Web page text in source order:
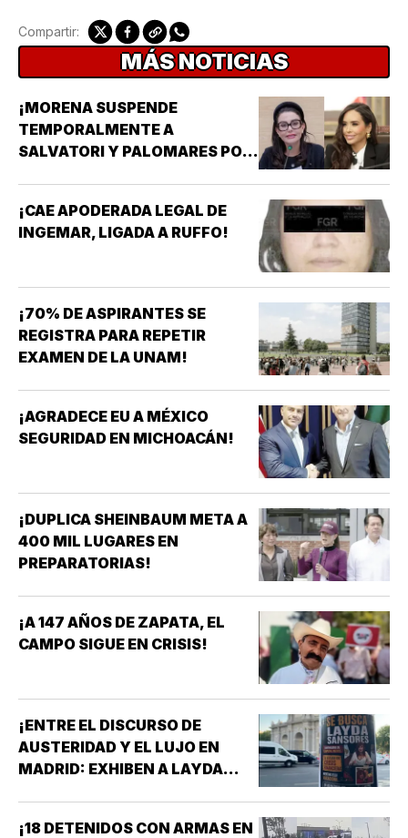
Compartir:
MÁS NOTICIAS
¡MORENA SUSPENDE
TEMPORALMENTE A
SALVATORI Y PALOMARES POR
¡CAE APODERADA LEGAL DE
INGEMAR, LIGADA A RUFFO!
¡70% DE ASPIRANTES SE
REGISTRA PARA REPETIR
EXAMEN DE LA UNAM!
¡AGRADECE EU A MÉXICO
SEGURIDAD EN MICHOACÁN!
¡DUPLICA SHEINBAUM META A
400 MIL LUGARES EN
PREPARATORIAS!
¡A 147 AÑOS DE ZAPATA, EL
CAMPO SIGUE EN CRISIS!
¡ENTRE EL DISCURSO DE
AUSTERIDAD Y EL LUJO EN
MADRID: EXHIBEN A LAYDA
¡18 DETENIDOS CON ARMAS EN